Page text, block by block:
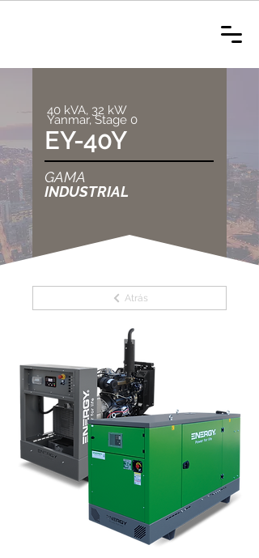
40 kVA, 32 kW
Yanmar, Stage 0
EY-40Y
GAMA
INDUSTRIAL
Atrás